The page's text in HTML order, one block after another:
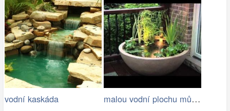
vodní kaskáda malou vodní plochu můžete mít i na…